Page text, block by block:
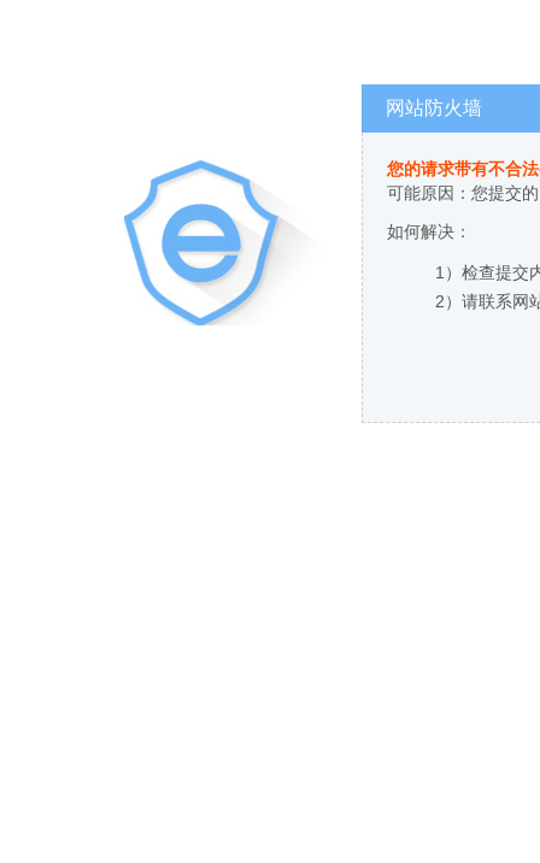
网站防火墙
您的请求带有不合
可能原因：您提交
如何解决：
1）检查提交
2）请联系网